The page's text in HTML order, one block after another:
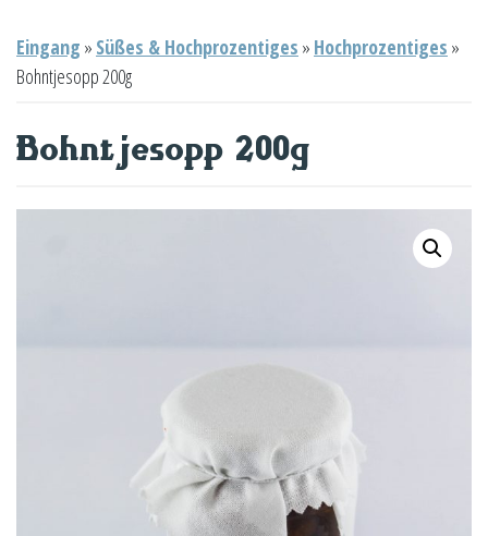
Eingang » Süßes & Hochprozentiges » Hochprozentiges »
Bohntjesopp 200g
Bohntjesopp 200g